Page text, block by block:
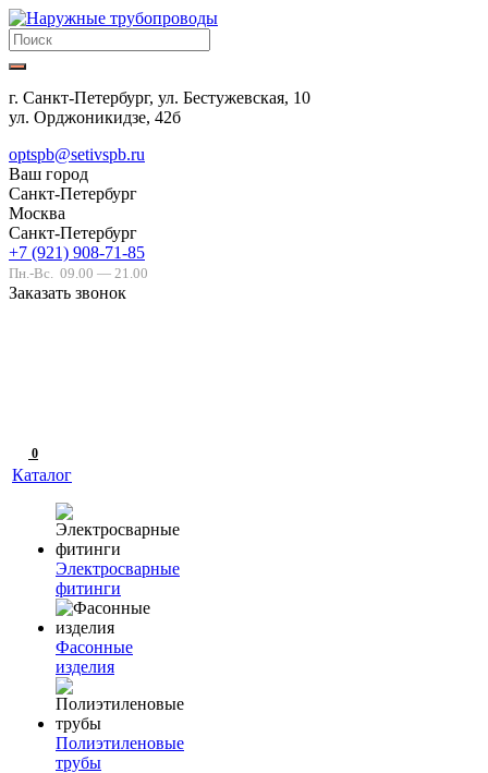
г. Санкт-Петербург, ул. Бестужевская, 10
ул. Орджоникидзе, 42б
optspb@setivspb.ru
Ваш город
Санкт-Петербург
Москва
Санкт-Петербург
+7 (921) 908-71-85
Пн.-Вс. 09.00 — 21.00
Заказать звонок
0
Каталог
Электросварные
фитинги
Фасонные
изделия
Полиэтиленовые
трубы